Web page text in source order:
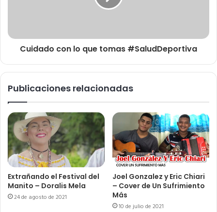
Cuidado con lo que tomas #SaludDeportiva
Publicaciones relacionadas
Extrañando el Festival del
Manito – Doralis Mela
24 de agosto de 2021
Joel Gonzalez y Eric Chiari
– Cover de Un Sufrimiento
Más
10 de julio de 2021